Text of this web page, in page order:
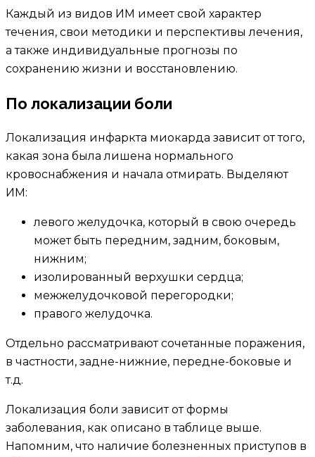
Каждый из видов ИМ имеет свой характер
течения, свои методики и перспективы лечения,
а также индивидуальные прогнозы по
сохранению жизни и восстановлению.
По локализации боли
Локализация инфаркта миокарда зависит от того,
какая зона была лишена нормального
кровоснабжения и начала отмирать. Выделяют
ИМ:
левого желудочка, который в свою очередь
может быть передним, задним, боковым,
нижним;
изолированный верхушки сердца;
межжелудочковой перегородки;
правого желудочка.
Отдельно рассматривают сочетанные поражения,
в частности, задне-нижние, передне-боковые и
т.д.
Локализация боли зависит от формы
заболевания, как описано в таблице выше.
Напомним, что наличие болезненных приступов в